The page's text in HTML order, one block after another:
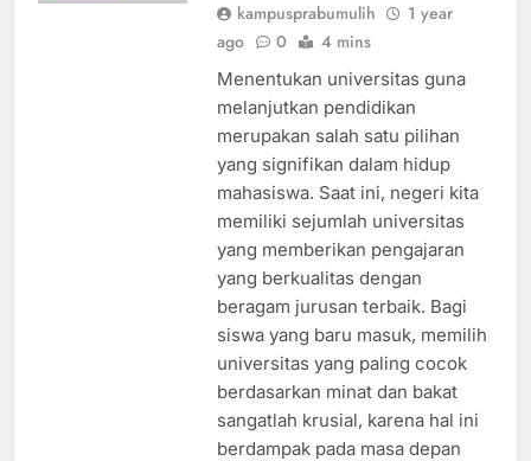
kampusprabumulih
1 year
ago
0 4 mins
Menentukan universitas guna
melanjutkan pendidikan
merupakan salah satu pilihan
yang signifikan dalam hidup
mahasiswa. Saat ini, negeri kita
memiliki sejumlah universitas
yang memberikan pengajaran
yang berkualitas dengan
beragam jurusan terbaik. Bagi
siswa yang baru masuk, memilih
universitas yang paling cocok
berdasarkan minat dan bakat
sangatlah krusial, karena hal ini
berdampak pada masa depan